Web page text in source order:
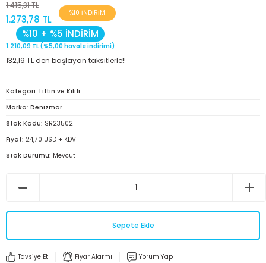
1.415,31 TL
1.273,78 TL
%10 İNDİRİM
%10 + %5 İNDİRİM
1.210,09 TL (%5,00 havale indirimi)
132,19 TL den başlayan taksitlerle!!
Kategori Liftin ve Kılıfı
Marka Denizmar
Stok Kodu SR23502
Fiyat 24,70 USD + KDV
Stok Durumu Mevcut
Sepete Ekle
Tavsiye Et Fiyar Alarmı Yorum Yap